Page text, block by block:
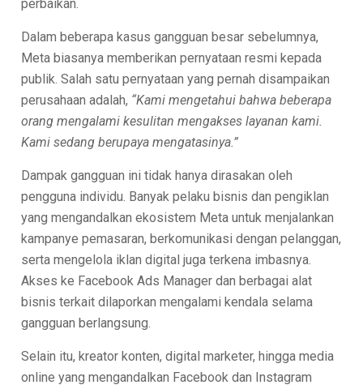
perbaikan.
Dalam beberapa kasus gangguan besar sebelumnya,
Meta biasanya memberikan pernyataan resmi kepada
publik. Salah satu pernyataan yang pernah disampaikan
perusahaan adalah, “Kami mengetahui bahwa beberapa
orang mengalami kesulitan mengakses layanan kami.
Kami sedang berupaya mengatasinya.”
Dampak gangguan ini tidak hanya dirasakan oleh
pengguna individu. Banyak pelaku bisnis dan pengiklan
yang mengandalkan ekosistem Meta untuk menjalankan
kampanye pemasaran, berkomunikasi dengan pelanggan,
serta mengelola iklan digital juga terkena imbasnya.
Akses ke Facebook Ads Manager dan berbagai alat
bisnis terkait dilaporkan mengalami kendala selama
gangguan berlangsung.
Selain itu, kreator konten, digital marketer, hingga media
online yang mengandalkan Facebook dan Instagram